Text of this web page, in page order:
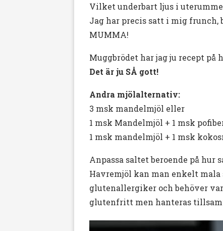
Vilket underbart ljus i
Jag har precis satt i mig frunch,
MUMMA!
Muggbrödet har jag ju recept på
Det är ju SÅ gott!
Andra mjölalternativ:
3 msk mandelmjöl eller
1 msk Mandelmjöl + 1 msk
1 msk mandelmjöl + 1 msk
Anpassa saltet beroende på hur
Havremjöl kan man enkelt
glutenallergiker och behöver
glutenfritt men hanteras